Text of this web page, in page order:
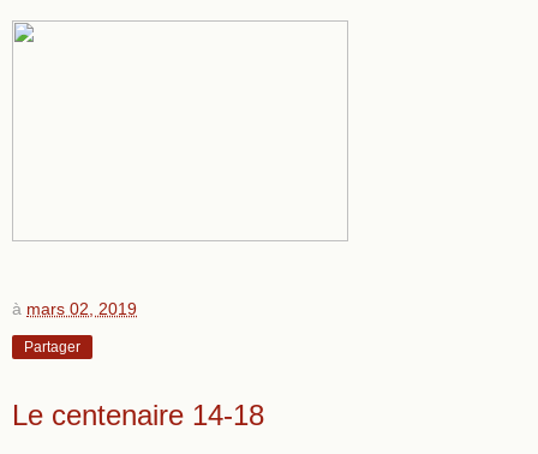
à mars 02, 2019
Partager
Le centenaire 14-18